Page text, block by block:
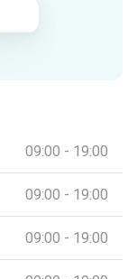
09:00 - 19:00
09:00 - 19:00
09:00 - 19:00